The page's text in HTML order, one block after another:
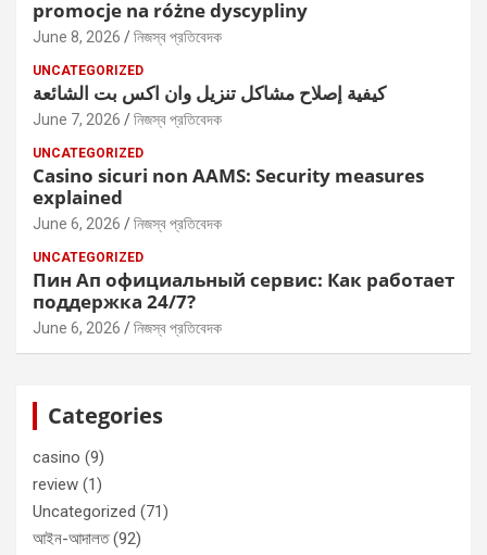
promocje na różne dyscypliny
June 8, 2026 নিজস্ব প্রতিবেদক
UNCATEGORIZED
كيفية إصلاح مشاكل تنزيل وان اكس بت الشائعة
June 7, 2026 নিজস্ব প্রতিবেদক
UNCATEGORIZED
Casino sicuri non AAMS: Security measures
explained
June 6, 2026 নিজস্ব প্রতিবেদক
UNCATEGORIZED
Пин Ап официальный сервис: Как работает
поддержка 24/7?
June 6, 2026 নিজস্ব প্রতিবেদক
Categories
casino (9)
review (1)
Uncategorized (71)
আইন-আদালত(92)